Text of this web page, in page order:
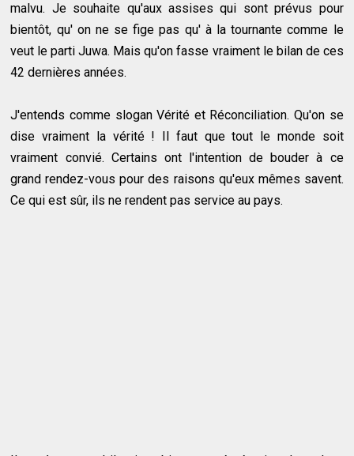
malvu. Je souhaite qu'aux assises qui sont prévus pour
bientôt, qu' on ne se fige pas qu' à la tournante comme le
veut le parti Juwa. Mais qu'on fasse vraiment le bilan de ces
42 dernières années.
J'entends comme slogan Vérité et Réconciliation. Qu'on se
dise vraiment la vérité ! Il faut que tout le monde soit
vraiment convié. Certains ont l'intention de bouder à ce
grand rendez-vous pour des raisons qu'eux mêmes savent.
Ce qui est sûr, ils ne rendent pas service au pays.